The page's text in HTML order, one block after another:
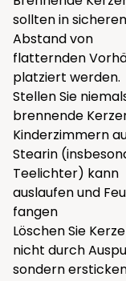
sollten in
Abstand von
flatternden
platziert werden.
Stellen Sie
brennende
Kinderzimmern
Stearin
Teelichter) kann
auslaufen und
fangen
Löschen Sie
nicht durch
sondern